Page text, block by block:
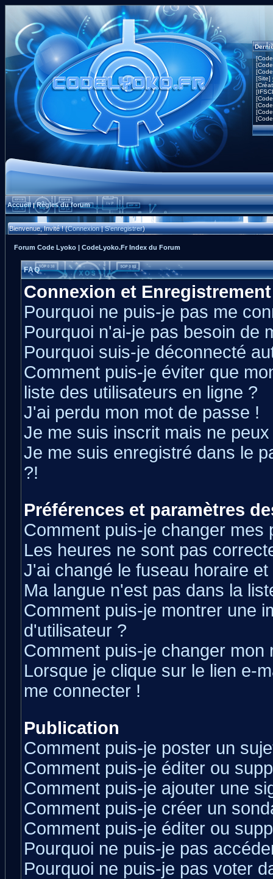
[Site]
Accueil|Règles du forum
Bienvenue, Invité ! (Connexion|S'enregistrer)
Forum Code Lyoko | CodeLyoko.Fr Index du Forum
FAQ
Connexion et Enregistrement
Pourquoi ne puis-je pas me
Pourquoi n'ai-je pas besoin de
Pourquoi suis-je déconnecté
Comment puis-je éviter que
liste des utilisateurs en ligne ?
J'ai perdu mon mot de passe !
Je me suis inscrit mais ne
Je me suis enregistré dans le
?!
Préférences et paramètres
Comment puis-je changer mes
Les heures ne sont pas
J'ai changé le fuseau horaire
Ma langue n'est pas dans la
Comment puis-je montrer une
d'utilisateur ?
Comment puis-je changer mon
Lorsque je clique sur le lien e-
me connecter !
Publication
Comment puis-je poster un
Comment puis-je éditer ou
Comment puis-je ajouter une
Comment puis-je créer un
Comment puis-je éditer ou
Pourquoi ne puis-je pas
Pourquoi ne puis-je pas voter